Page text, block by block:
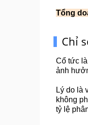
Tổng
Chỉ
Cổ tức
ảnh
Lý do là
không
tỷ lệ